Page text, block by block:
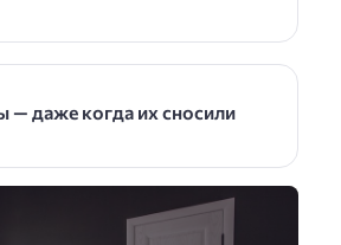
— даже когда их сносили